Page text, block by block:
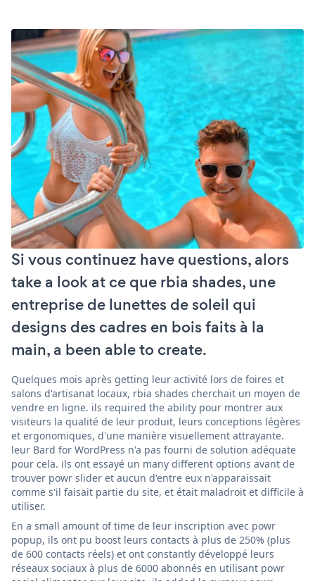
Si vous continuez have questions, alors
take a look at ce que rbia shades, une
entreprise de lunettes de soleil qui
designs des cadres en bois faits à la
main, a been able to create.
Quelques mois après getting leur activité lors de foires et
salons d'artisanat locaux, rbia shades cherchait un moyen de
vendre en ligne. ils required the ability pour montrer aux
visiteurs la qualité de leur produit, leurs conceptions légères
et ergonomiques, d'une manière visuellement attrayante.
leur Bard for WordPress n'a pas fourni de solution adéquate
pour cela. ils ont essayé un many different options avant de
trouver powr slider et aucun d'entre eux n'apparaissait
comme s'il faisait partie du site, et était maladroit et difficile à
utiliser.
En a small amount of time de leur inscription avec powr
popup, ils ont pu boost leurs contacts à plus de 250% (plus
de 600 contacts réels) et ont constantly développé leurs
réseaux sociaux à plus de 6000 abonnés en utilisant powr